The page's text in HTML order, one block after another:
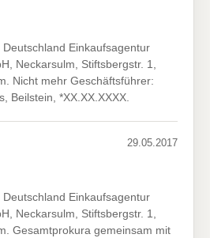
Einkaufsagentur
Neckarsulm, Stiftsbergstr. 1,
Nicht mehr Geschäftsführer:
Beilstein, *XX.XX.XXXX.
29.05.2017
Einkaufsagentur
Neckarsulm, Stiftsbergstr. 1,
Gesamtprokura gemeinsam mit